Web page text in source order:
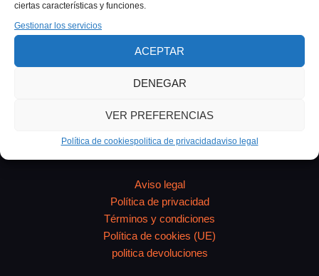
ciertas características y funciones.
Gestionar los servicios
ACEPTAR
DENEGAR
VER PREFERENCIAS
Política de cookiespolitica de privacidadaviso legal
incluye cada precio y cómo funciona el proceso. ¿Por
qué el precio varía tanto? Cuando buscas «figura
Aviso legal
Política de privacidad
Términos y condiciones
Política de cookies (UE)
politica devoluciones